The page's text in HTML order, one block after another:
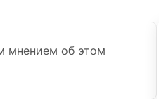
мнением об этом